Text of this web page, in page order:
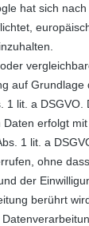
hat sich
auf Grundlage
1 lit. a DSGVO.
erfolgt
1 lit. a
ohne
der
berührt